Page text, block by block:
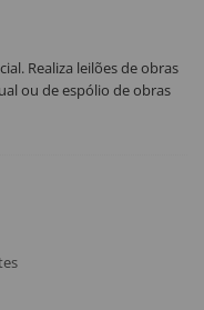
Realiza leilões de obras
ou de espólio de obras